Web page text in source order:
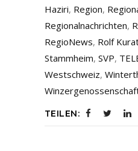
Haziri, Region,
Regionalnachrichten,
RegioNews, Rolf
Stammheim, SVP,
Westschweiz,
TEILEN: